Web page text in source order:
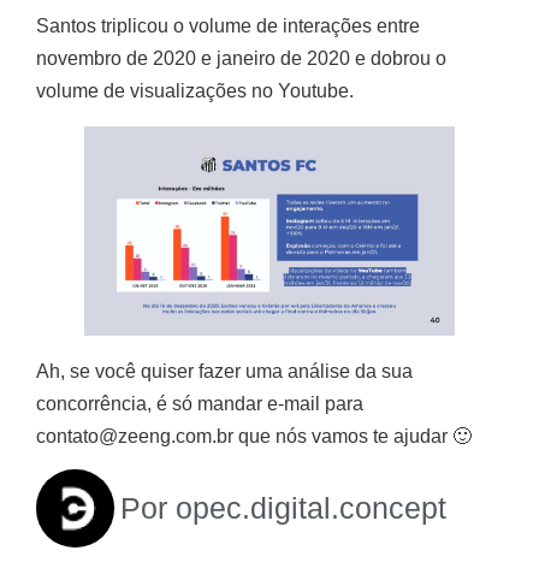
Santos triplicou o volume de interações entre
novembro de 2020 e janeiro de 2020 e dobrou o
volume de visualizações no Youtube.
Ah, se você quiser fazer uma análise da sua
concorrência, é só mandar e-mail para
contato@zeeng.com.br que nós vamos te ajudar 🙂
Por opec.digital.concept